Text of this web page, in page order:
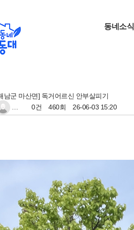
동네소식
남군 마산면] 독거어르신 안부살피기
0건 460회 26-06-03 15:20